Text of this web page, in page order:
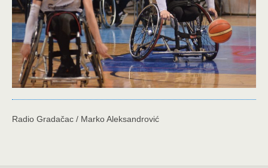
Radio Gradačac / Marko Aleksandrović